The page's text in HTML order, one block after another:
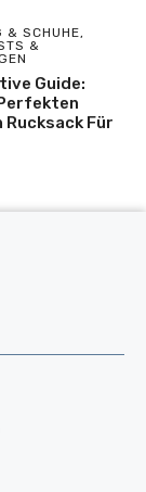
& SCHUHE,
&
Guide:
Für